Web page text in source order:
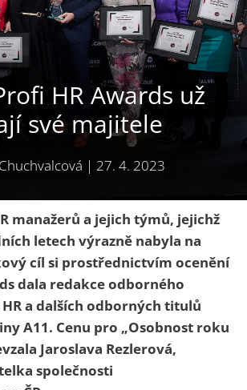
HR Awards už
své majitele
| 27. 4. 2023
manažerů a jejich týmů, jejichž
letech výrazně nabyla na
cíl si prostřednictvím ocenění
dala redakce odborného
a dalších odborných titulů
A11. Cenu pro „Osobnost roku
Jaroslava Rezlerová,
společnosti